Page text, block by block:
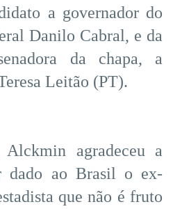
a governador do
Danilo Cabral, e da
da chapa, a
Leitão (PT).
agradeceu a
dado ao Brasil o ex-
que não é fruto